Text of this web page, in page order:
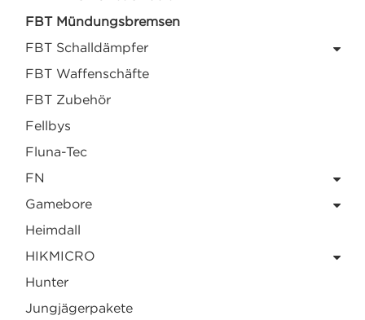
FBT Mündungsbremsen
FBT Schalldämpfer
FBT Waffenschäfte
FBT Zubehör
Fellbys
Fluna-Tec
FN
Gamebore
Heimdall
HIKMICRO
Hunter
Jungjägerpakete